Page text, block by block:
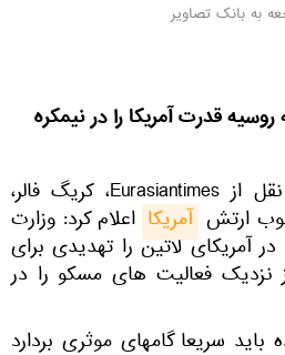
به بانک تصاویر
قدرت آمریکا را در نیمکره
به گزارش اسپوتنیک به نقل از Eurasiantimes، کریگ فالر،
ارتش آمریکا اعلام کرد: وزارت
آمریکای لاتین را تهدیدی برای
نزدیک فعالیت های مسکو را در
سریعا گامهای موثری بردارد